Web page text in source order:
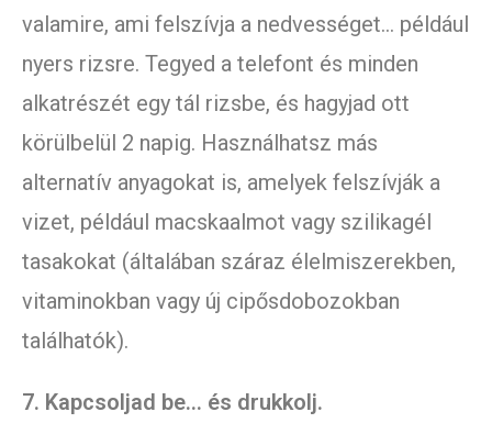
valamire, ami felszívja a nedvességet… például
nyers rizsre. Tegyed a telefont és minden
alkatrészét egy tál rizsbe, és hagyjad ott
körülbelül 2 napig. Használhatsz más
alternatív anyagokat is, amelyek felszívják a
vizet, például macskaalmot vagy szilikagél
tasakokat (általában száraz élelmiszerekben,
vitaminokban vagy új cipősdobozokban
találhatók).
7. Kapcsoljad be… és drukkolj.